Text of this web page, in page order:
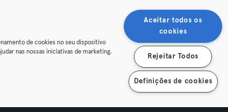
Vertrag hier kündigen Hier Verträge widerrufen
de cookies no seu dispositivo
nas nossas iniciativas de marketing.
Aceitar todos os
cookies
Rejeitar Todos
Definições de cookies